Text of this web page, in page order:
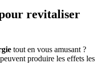
revitaliser
tout en vous amusant ?
produire les effets les